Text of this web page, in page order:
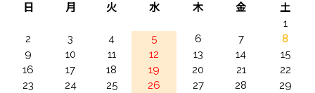
日
月 火 水 木 金
土
1
2
3 4 5 6 7
8
9
10 11 12 13 14
15
16
17 18 19 20 21
22
23
24 25 26 27 28
29